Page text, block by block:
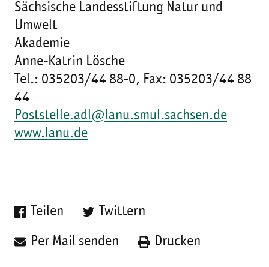
Sächsische Landesstiftung Natur und
Umwelt
Akademie
Anne-Katrin Lösche
Tel.: 035203/44 88-0, Fax: 035203/44 88
44
Poststelle.adl@lanu.smul.sachsen.de
www.lanu.de
Teilen Twittern
Per Mail senden Drucken